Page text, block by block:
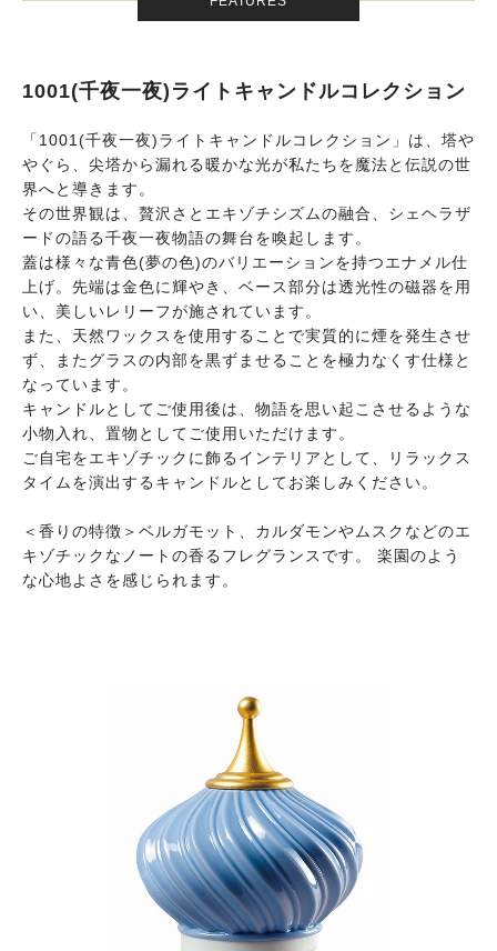
1001(千夜一夜)ライトキャンドルコレクション
「1001(千夜一夜)ライトキャンドルコレクション」は、塔や
やぐら、尖塔から漏れる暖かな光が私たちを魔法と伝説の世
界へと導きます。
その世界観は、贅沢さとエキゾチシズムの融合、シェヘラザ
ードの語る千夜一夜物語の舞台を喚起します。
蓋は様々な青色(夢の色)のバリエーションを持つエナメル仕
上げ。先端は金色に輝やき、ベース部分は透光性の磁器を用
い、美しいレリーフが施されています。
また、天然ワックスを使用することで実質的に煙を発生させ
ず、またグラスの内部を黒ずませることを極力なくす仕様と
なっています。
キャンドルとしてご使用後は、物語を思い起こさせるような
小物入れ、置物としてご使用いただけます。
ご自宅をエキゾチックに飾るインテリアとして、リラックス
タイムを演出するキャンドルとしてお楽しみください。
＜香りの特徴＞ベルガモット、カルダモンやムスクなどのエ
キゾチックなノートの香るフレグランスです。 楽園のよう
な心地よさを感じられます。